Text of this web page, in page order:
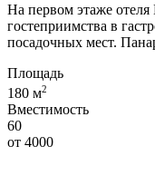
На первом этаже
гостеприимства в
посадочных мест.
Площадь
180 м2
Вместимость
60
от 4000